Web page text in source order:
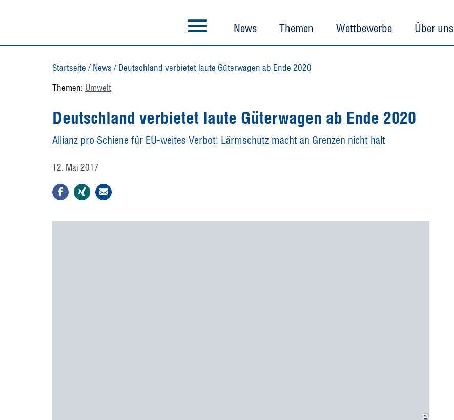
News Themen Wettbewerbe Über uns
Startseite / News / Deutschland verbietet laute Güterwagen ab Ende 2020
Themen: Umwelt
Deutschland verbietet laute Güterwagen ab Ende 2020
Allianz pro Schiene für EU-weites Verbot: Lärmschutz macht an Grenzen nicht halt
12. Mai 2017